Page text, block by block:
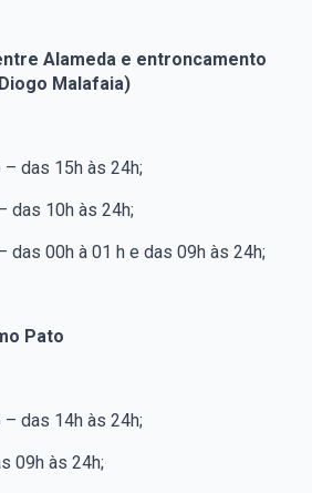
Alameda e entroncamento
Malafaia)
das 15h às 24h;
das 10h às 24h;
das 00h à 01 h e das 09h às 24h;
Pato
das 14h às 24h;
09h às 24h;